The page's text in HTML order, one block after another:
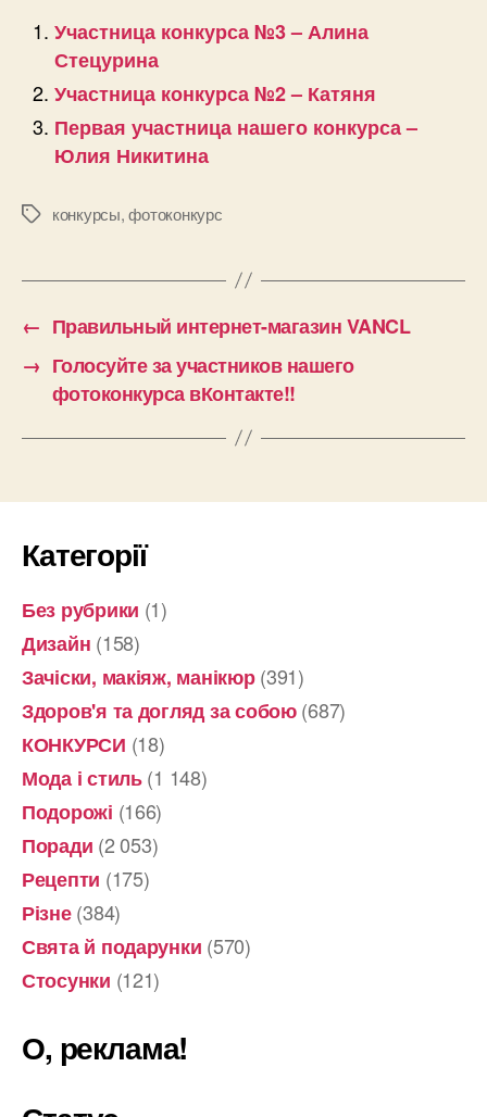
Участница конкурса №3 – Алина
Стецурина
Участница конкурса №2 – Катяня
Первая участница нашего конкурса –
Юлия Никитина
Позначки
конкурсы,фотоконкурс
← Правильный интернет-магазин VANCL
→ Голосуйте за участников нашего
фотоконкурса вКонтакте!!
Категорії
Без рубрики (1)
Дизайн (158)
Зачіски, макіяж, манікюр(391)
Здоров'я та догляд за собою(687)
КОНКУРСИ (18)
Мода і стиль(1 148)
Подорожі (166)
Поради (2 053)
Рецепти (175)
Різне(384)
Свята й подарунки (570)
Стосунки (121)
О, реклама!